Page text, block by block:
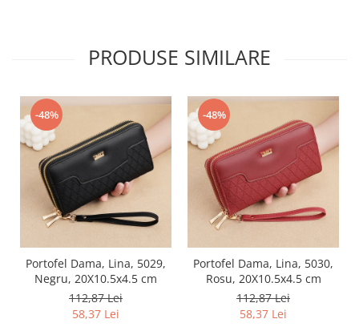
PRODUSE SIMILARE
-48%
Portofel Dama, Lina, 5029,
Negru, 20X10.5x4.5 cm
112,87 Lei
58,37 Lei
-48%
Portofel Dama, Lina, 5030,
Rosu, 20X10.5x4.5 cm
112,87 Lei
58,37 Lei